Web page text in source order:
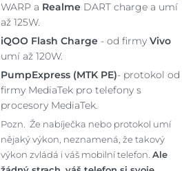
WARP a RealmeDART charge a umí
až 125W.
iQOO Flash Charge- od firmy Vivo
umí až 120W.
PumpExpress (MTK PE)- protokol od
firmy MediaTek pro telefony s
procesory MediaTek.
Pozn. Že nabíječka nebo protokol umí
nějaký výkon, neznamená, že takový
výkon zvládá i váš mobilní telefon. Ale